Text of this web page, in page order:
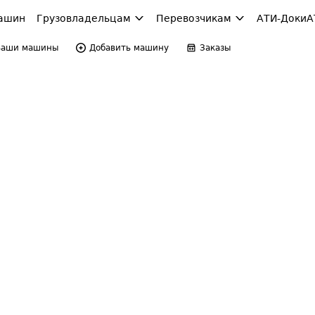
Грузовладельцам Перевозчикам АТИ-Доки
машины Добавить машину Заказы